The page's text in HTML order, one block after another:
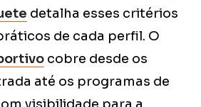
detalha esses critérios
de cada perfil. O
cobre desde os
até os programas de